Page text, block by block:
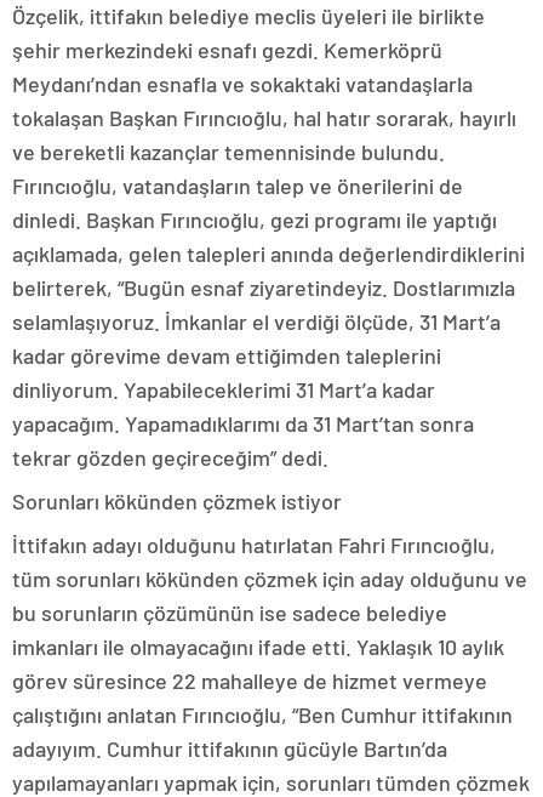
Özçelik, ittifakın belediye meclis üyeleri ile birlikte
şehir merkezindeki esnafı gezdi. Kemerköprü
Meydanı’ndan esnafla ve sokaktaki vatandaşlarla
tokalaşan Başkan Fırıncıoğlu, hal hatır sorarak, hayırlı
ve bereketli kazançlar temennisinde bulundu.
Fırıncıoğlu, vatandaşların talep ve önerilerini de
dinledi. Başkan Fırıncıoğlu, gezi programı ile yaptığı
açıklamada, gelen talepleri anında değerlendirdiklerini
belirterek, “Bugün esnaf ziyaretindeyiz. Dostlarımızla
selamlaşıyoruz. İmkanlar el verdiği ölçüde, 31 Mart’a
kadar görevime devam ettiğimden taleplerini
dinliyorum. Yapabileceklerimi 31 Mart’a kadar
yapacağım. Yapamadıklarımı da 31 Mart’tan sonra
tekrar gözden geçireceğim” dedi.
Sorunları kökünden çözmek istiyor
İttifakın adayı olduğunu hatırlatan Fahri Fırıncıoğlu,
tüm sorunları kökünden çözmek için aday olduğunu ve
bu sorunların çözümünün ise sadece belediye
imkanları ile olmayacağını ifade etti. Yaklaşık 10 aylık
görev süresince 22 mahalleye de hizmet vermeye
çalıştığını anlatan Fırıncıoğlu, “Ben Cumhur ittifakının
adayıyım. Cumhur ittifakının gücüyle Bartın’da
yapılamayanları yapmak için, sorunları tümden çözmek